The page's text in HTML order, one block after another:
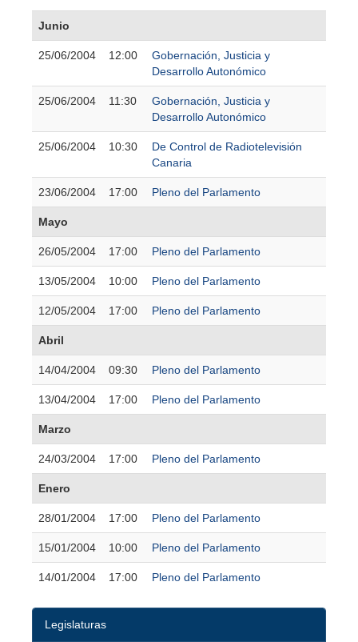
Junio
25/06/2004 12:00
Gobernación, Justicia y
Desarrollo Autonómico
25/06/2004 11:30
Gobernación, Justicia y
Desarrollo Autonómico
25/06/2004 10:30
De Control de Radiotelevisión
Canaria
23/06/2004 17:00 Pleno del Parlamento
Mayo
26/05/2004 17:00 Pleno del Parlamento
13/05/2004 10:00 Pleno del Parlamento
12/05/2004 17:00 Pleno del Parlamento
Abril
14/04/2004 09:30 Pleno del Parlamento
13/04/2004 17:00 Pleno del Parlamento
Marzo
24/03/2004 17:00 Pleno del Parlamento
Enero
28/01/2004 17:00 Pleno del Parlamento
15/01/2004 10:00 Pleno del Parlamento
14/01/2004 17:00 Pleno del Parlamento
Legislaturas